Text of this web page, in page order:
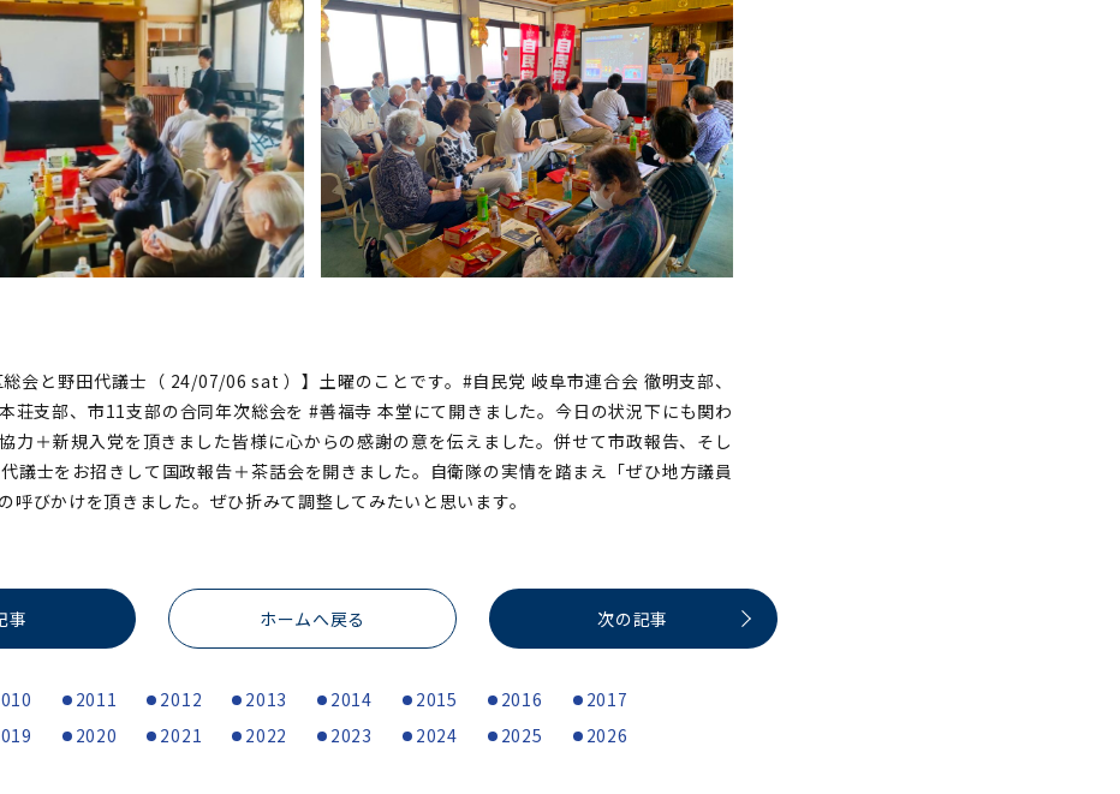
総会と野田代議士（ 24/07/06 sat ）】土曜のことです。#自民党 岐阜市連合会 徹明支部、
荘支部、市11支部の合同年次総会を #善福寺 本堂にて開きました。今日の状況下にも関わ
力＋新規入党を頂きました皆様に心からの感謝の意を伝えました。併せて市政報告、そし
議士をお招きして国政報告＋茶話会を開きました。自衛隊の実情を踏まえ「ぜひ地方議員
呼びかけを頂きました。ぜひ折みて調整してみたいと思います。
事 ホームへ戻る 次の記事
2011 2012 2013 2014 2015 2016
2017
2020 2021 2022 2023 2024 2025 2026